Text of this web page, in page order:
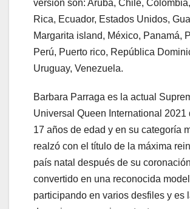
versión son: Aruba, Chile,
Rica, Ecuador, Estados Unidos,
Margarita island, México, Panamá,
Perú, Puerto rico, República
Uruguay, Venezuela.
Barbara Parraga es la actual
Universal Queen International 2021
17 años de edad y en su categoría
realzó con el título de la máxima
país natal después de su
convertido en una reconocida
participando en varios desfiles y es